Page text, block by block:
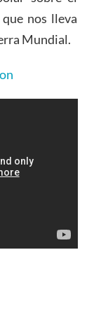
nos lleva
Mundial.